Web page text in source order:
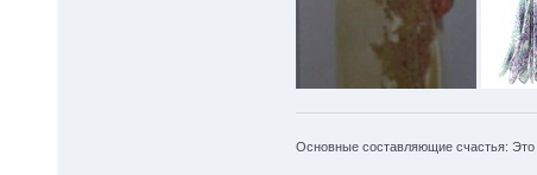
Основные составляющие счастья: Это